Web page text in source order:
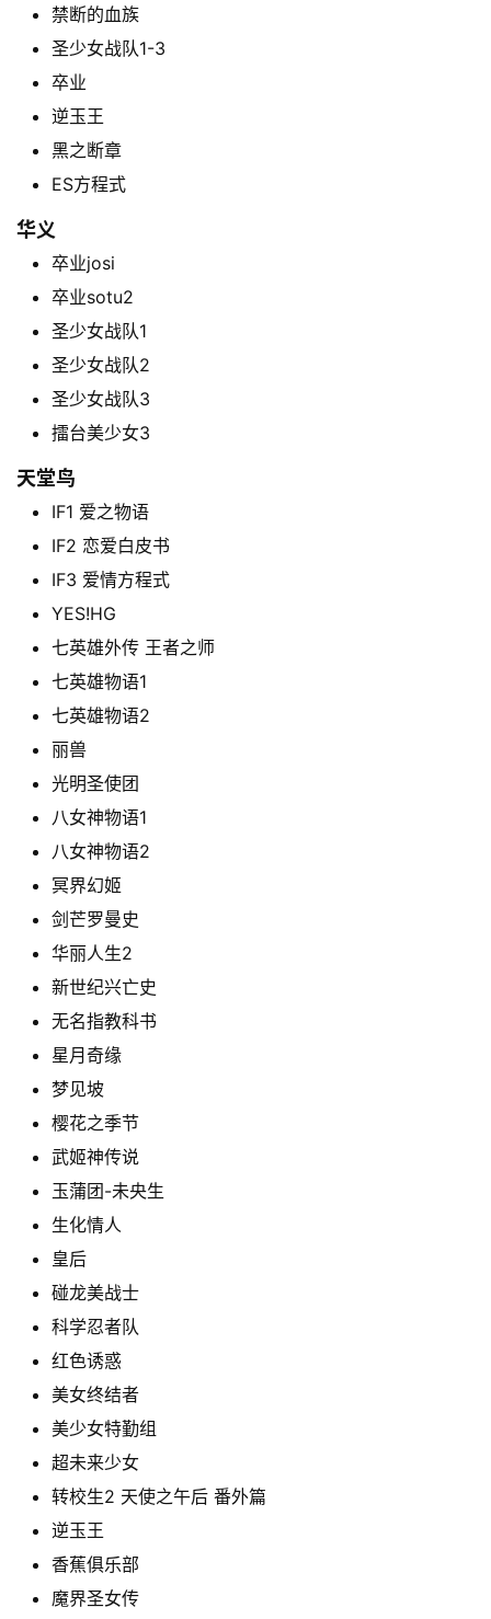
原
栏
禁断的血族
圣少女战队1-3
卒业
逆玉王
黑之断章
ES方程式
华义
卒业josi
卒业sotu2
圣少女战队1
圣少女战队2
圣少女战队3
擂台美少女3
天堂鸟
IF1 爱之物语
IF2 恋爱白皮书
IF3 爱情方程式
YES!HG
七英雄外传 王者之师
七英雄物语1
七英雄物语2
丽兽
光明圣使团
八女神物语1
八女神物语2
冥界幻姬
剑芒罗曼史
华丽人生2
新世纪兴亡史
无名指教科书
星月奇缘
梦见坡
樱花之季节
武姬神传说
玉蒲团-未央生
生化情人
皇后
碰龙美战士
科学忍者队
红色诱惑
美女终结者
美少女特勤组
超未来少女
转校生2 天使之午后 番外篇
逆玉王
香蕉俱乐部
魔界圣女传